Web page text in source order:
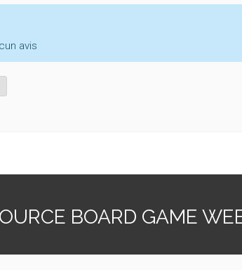
avis
BOARD GAME